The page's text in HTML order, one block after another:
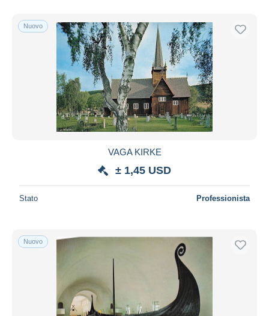
Nuovo
VAGA KIRKE
± 1,45 USD
Stato Professionista
Nuovo